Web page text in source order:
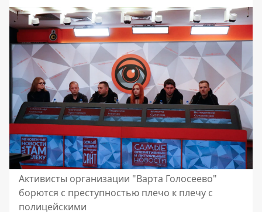
Активисты организации "Варта Голосеево"
борются с преступностью плечо к плечу с
полицейскими